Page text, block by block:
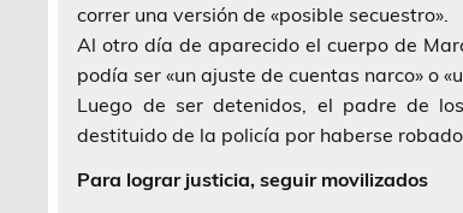
correr una versión de «posible secuestro».
Al otro día de aparecido el cuerpo de
podía ser «un ajuste de cuentas narco» o
Luego de ser detenidos, el padre de
destituido de la policía por haberse
Para lograr justicia, seguir movilizados